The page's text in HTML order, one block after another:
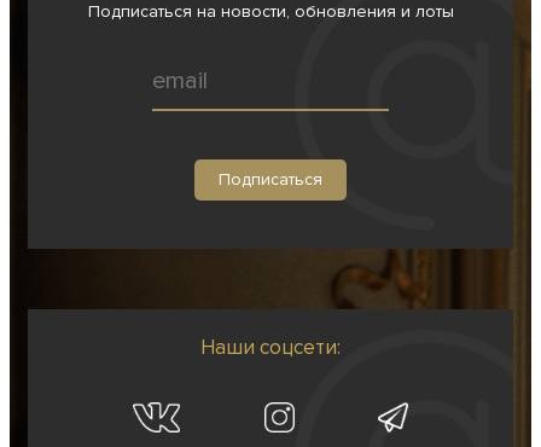
Подписаться на новости, обновления и лоты
Наши соцсети: